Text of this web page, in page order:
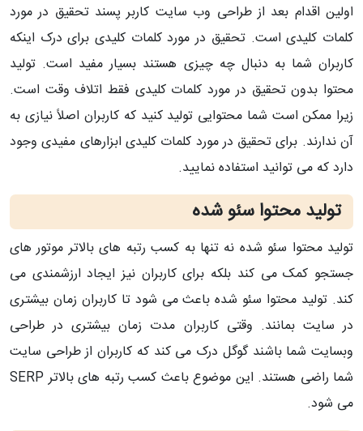
اولین اقدام بعد از طراحی وب سایت کاربر پسند تحقیق در مورد
کلمات کلیدی است. تحقیق در مورد کلمات کلیدی برای درک اینکه
کاربران شما به دنبال چه چیزی هستند بسیار مفید است. تولید
محتوا بدون تحقیق در مورد کلمات کلیدی فقط اتلاف وقت است.
زیرا ممکن است شما محتوایی تولید کنید که کاربران اصلاً نیازی به
آن ندارند. برای تحقیق در مورد کلمات کلیدی ابزارهای مفیدی وجود
دارد که می توانید استفاده نمایید.
تولید محتوا سئو شده
تولید محتوا سئو شده نه تنها به کسب رتبه های بالاتر موتور های
جستجو کمک می کند بلکه برای کاربران نیز ایجاد ارزشمندی می
کند. تولید محتوا سئو شده باعث می شود تا کاربران زمان بیشتری
در سایت بمانند. وقتی کاربران مدت زمان بیشتری در طراحی
وبسایت شما باشند گوگل درک می کند که کاربران از طراحی سایت
شما راضی هستند. این موضوع باعث کسب رتبه های بالاتر SERP
می شود.